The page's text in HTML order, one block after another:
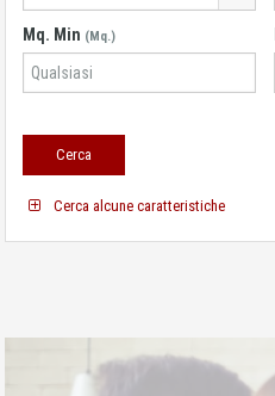
Mq. Min (Mq.)
Cerca alcune caratteristiche